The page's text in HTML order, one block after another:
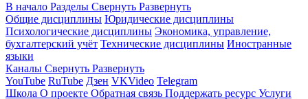
В начало Разделы Свернуть Развернуть
Общие дисциплины Юридические дисциплины
Психологические дисциплины Экономика, управление,
бухгалтерский учёт Технические дисциплины Иностранные
языки
Каналы Свернуть Развернуть
YouTube RuTube Дзен VKVideo Telegram
Школа О проекте Обратная связь Поддержать ресурс Услуги